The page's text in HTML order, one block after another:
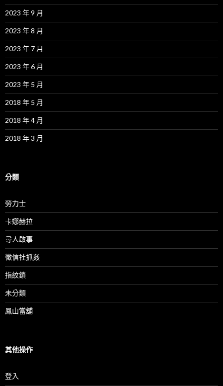
2023 年 9 月
2023 年 8 月
2023 年 7 月
2023 年 6 月
2023 年 5 月
2018 年 5 月
2018 年 4 月
2018 年 3 月
分類
勞力士
卡娜赫拉
尋人啟事
徵信社抓姦
指紋鎖
未分類
鳳山當舖
其他操作
登入